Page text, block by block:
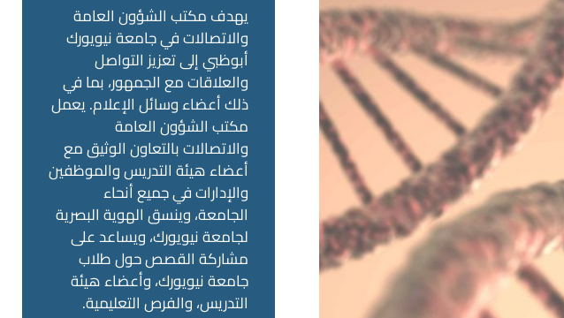
يهدف مكتب الشؤون العامة
والاتصالات في جامعة نيويورك
أبوظبي إلى تعزيز التواصل
والعلاقات مع الجمهور، بما في
ذلك أعضاء وسائل الإعلام. يعمل
مكتب الشؤون العامة
والاتصالات بالتعاون الوثيق مع
أعضاء هيئة التدريس والموظفين
والإدارات في جميع أنحاء
الجامعة، وينسق الهوية البصرية
لجامعة نيويورك، ويساعد على
مشاركة القصص حول طلاب
جامعة نيويورك، وأعضاء هيئة
التدريس، والفرص التعليمية.